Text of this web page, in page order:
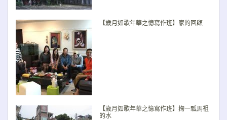
【歲月如歌年華之憶寫作班】家的回顧
【歲月如歌年華之憶寫作班】掬一瓢馬祖
的水